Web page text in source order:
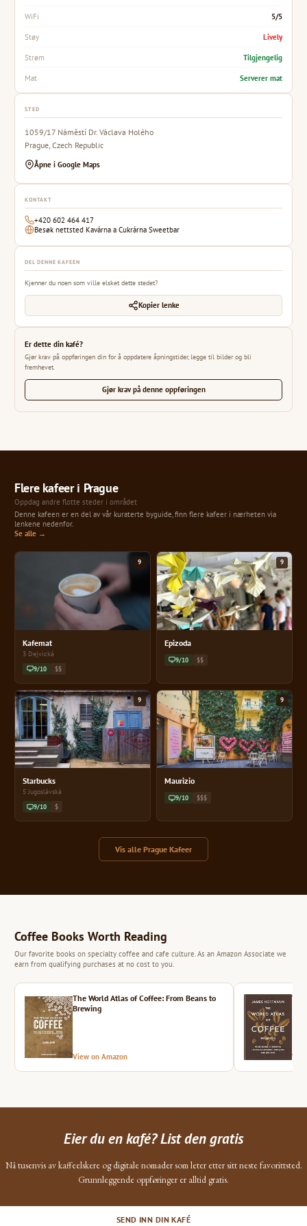
WiFi 5/5
Støy Lively
Strøm Tilgjengelig
Mat Serverer mat
STED
1059/17 Náměstí Dr. Václava Holého
Prague, Czech Republic
Åpne i Google Maps
KONTAKT
+420 602 464 417
Besøk nettsted Kavárna a Cukrárna Sweetbar
DEL DENNE KAFEEN
Kjenner du noen som ville elsket dette stedet?
Kopier lenke
Er dette din kafé?
Gjør krav på oppføringen din for å oppdatere åpningstider, legge til bilder og bli
fremhevet.
Gjør krav på denne oppføringen
Flere kafeer i Prague
Oppdag andre flotte steder i området
Denne kafeen er en del av vår kuraterte byguide, finn flere kafeer i nærheten via
lenkene nedenfor.
Se alle →
9
Kafemat
3 Dejvická
9/10 $$
9
Epizoda
9/10 $$
9
Starbucks
5 Jugoslávská
9/10 $
9
Maurizio
9/10 $$$
Vis alle Prague Kafeer
Coffee Books Worth Reading
Our favorite books on specialty coffee and cafe culture. As an Amazon Associate we
earn from qualifying purchases at no cost to you.
The World Atlas of Coffee: From Beans to
Brewing
View on Amazon
Eier du en kafé? List den gratis
Nå tusenvis av kaffeelskere og digitale nomader som leter etter sitt neste favorittsted.
Grunnleggende oppføringer er alltid gratis.
SEND INN DIN KAFÉ